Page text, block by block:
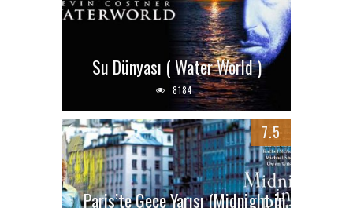
Su Dünyası ( Water World )
8184
7.5
Paris’te Gece Yarısı (Midnight in